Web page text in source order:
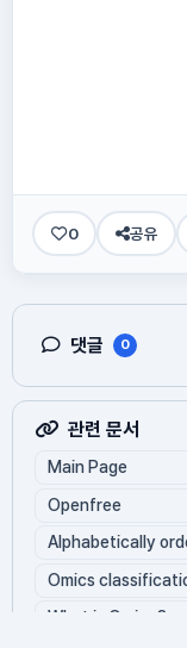
0 공유
댓글 0
관련 문서
Main Page
Openfree
Alphabetically
Omics
What is Oming?